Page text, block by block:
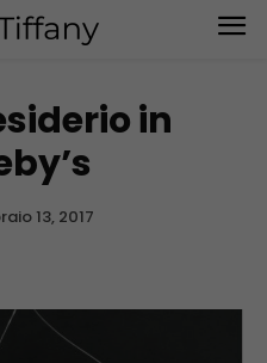
in
13, 2017